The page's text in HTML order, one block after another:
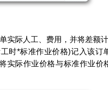
实际人工、费用，并将差额
时*标准作业价格)记入该订
实际作业价格与标准作业价